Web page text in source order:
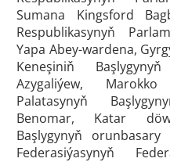
Sumana Kingsford
Respublikasynyň
Yapa Abey-wardena,
Keneşiniň
Azygaliýew,
Palatasynyň
Benomar, Katar
Başlygynyň
Federasiýasynyň